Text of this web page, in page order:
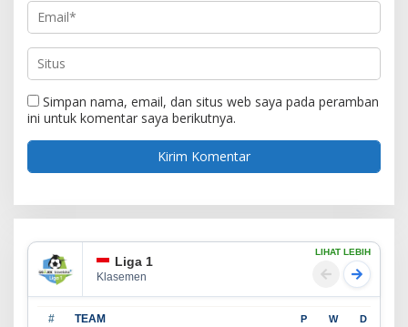
Simpan nama, email, dan situs web saya pada peramban
ini untuk komentar saya berikutnya.
Liga 1
Klasemen
LIHAT LEBIH
# TEAM P W D